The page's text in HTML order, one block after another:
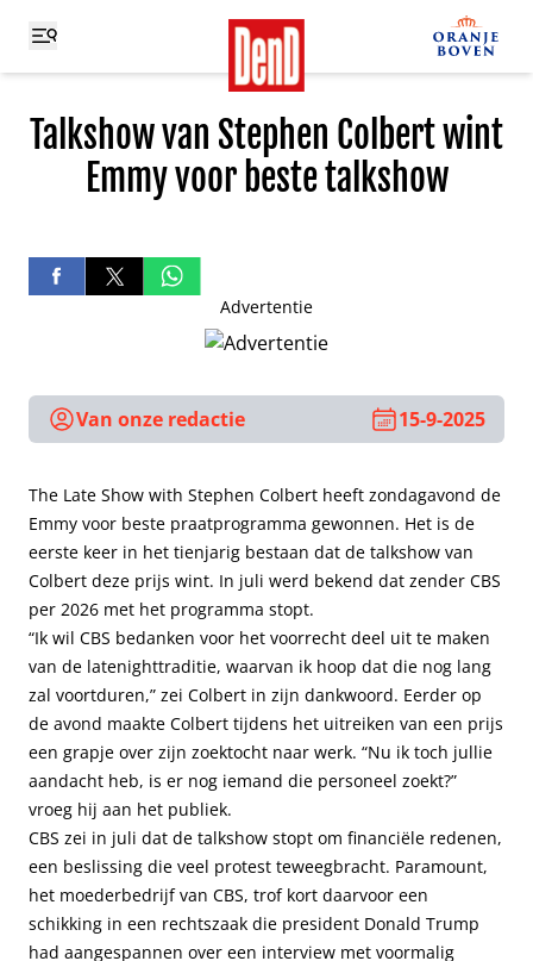
Talkshow van Stephen Colbert wint
Emmy voor beste talkshow
Advertentie
Van onze redactie 15-9-2025
The Late Show with Stephen Colbert heeft zondagavond de
Emmy voor beste praatprogramma gewonnen. Het is de
eerste keer in het tienjarig bestaan dat de talkshow van
Colbert deze prijs wint. In juli werd bekend dat zender CBS
per 2026 met het programma stopt.
“Ik wil CBS bedanken voor het voorrecht deel uit te maken
van de latenighttraditie, waarvan ik hoop dat die nog lang
zal voortduren,” zei Colbert in zijn dankwoord. Eerder op
de avond maakte Colbert tijdens het uitreiken van een prijs
een grapje over zijn zoektocht naar werk. “Nu ik toch jullie
aandacht heb, is er nog iemand die personeel zoekt?”
vroeg hij aan het publiek.
CBS zei in juli dat de talkshow stopt om financiële redenen,
een beslissing die veel protest teweegbracht. Paramount,
het moederbedrijf van CBS, trof kort daarvoor een
schikking in een rechtszaak die president Donald Trump
had aangespannen over een interview met voormalig